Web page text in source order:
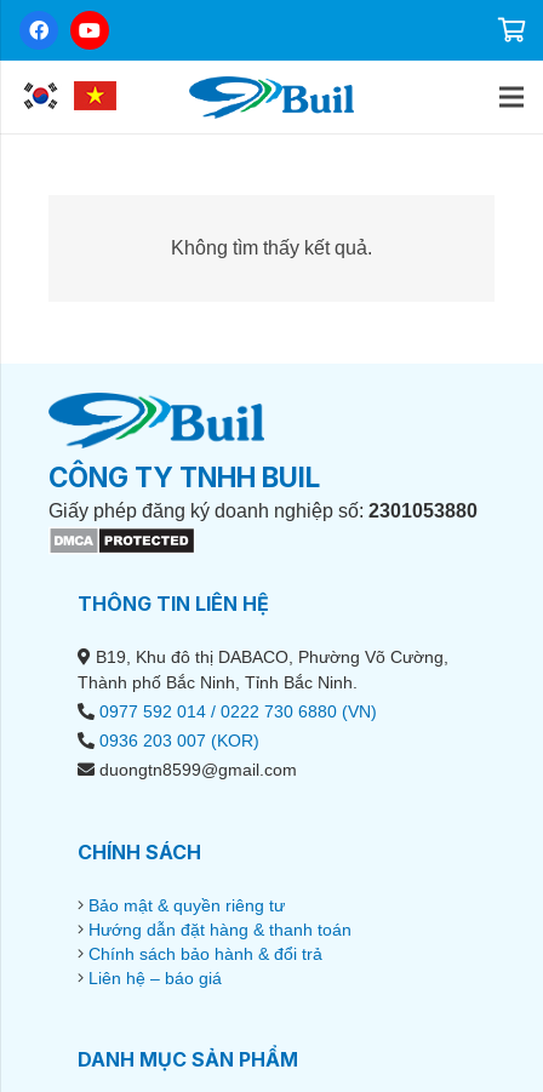
Không tìm thấy kết quả.
CÔNG TY TNHH BUIL
Giấy phép đăng ký doanh nghiệp số: 2301053880
THÔNG TIN LIÊN HỆ
B19, Khu đô thị DABACO, Phường Võ Cường,
Thành phố Bắc Ninh, Tỉnh Bắc Ninh.
0977 592 014 / 0222 730 6880 (VN)
0936 203 007 (KOR)
duongtn8599@gmail.com
CHÍNH SÁCH
Bảo mật & quyền riêng tư
Hướng dẫn đặt hàng & thanh toán
Chính sách bảo hành & đổi trả
Liên hệ – báo giá
DANH MỤC SẢN PHẨM